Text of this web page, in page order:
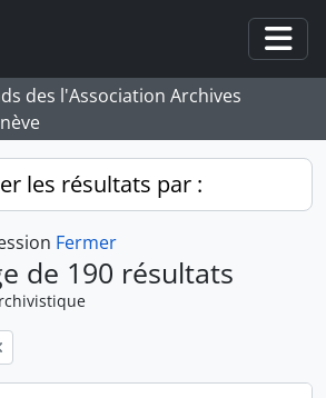
des l'Association Archives
les résultats par :
Fermer
de 190 résultats